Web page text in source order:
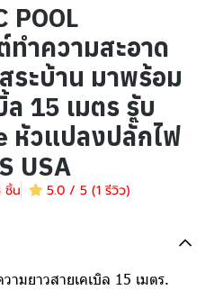
POOL
ทำความสะอาด
ระบ้าน มาพร้อม
ล 15 เมตร รับ
หัวแปลงปลั๊กไฟ
USA
ชิ้น 5.0 / 5 (1 รีวิว)
ามยาวสายเคเบิล 15 เมตร.